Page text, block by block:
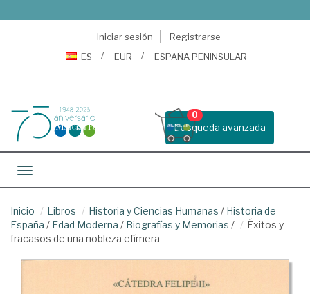
Iniciar sesión
Registrarse
ES
EUR ESPAÑA PENINSULAR
Busqueda avanzada
0
Toggle navigation
Inicio Libros Historia y Ciencias Humanas / Historia de
España / Edad Moderna / Biografías y Memorias /
Éxitos y
fracasos de una nobleza efímera